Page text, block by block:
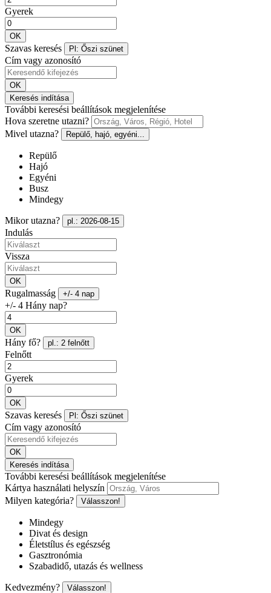
Gyerek
OK
Szavas keresés Pl: Őszi szünet
Cím vagy azonosító
OK
Keresés indítása
További keresési beállítások megjelenítése
Hova szeretne utazni?
Mivel utazna?
Repülő, hajó, egyéni...
Repülő
Hajó
Egyéni
Busz
Mindegy
Mikor utazna? pl.: 2026-08-15
Indulás
Vissza
OK
Rugalmasság +/- 4 nap
+/- 4 Hány nap?
OK
Hány fő? pl.: 2 felnőtt
Felnőtt
Gyerek
OK
Szavas keresés Pl: Őszi szünet
Cím vagy azonosító
OK
Keresés indítása
További keresési beállítások megjelenítése
Kártya használati helyszín
Milyen kategória?
Válasszon!
Mindegy
Divat és design
Életstílus és egészség
Gasztronómia
Szabadidő, utazás és wellness
Kedvezmény? Válasszon!